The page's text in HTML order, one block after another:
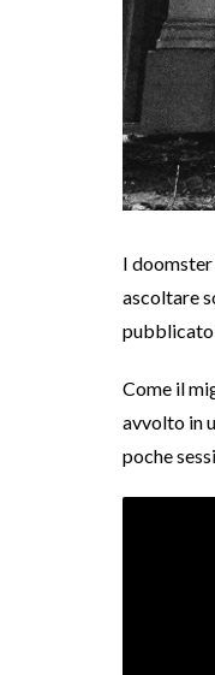
I doomster
ascoltare
Come il
avvolto in
poche